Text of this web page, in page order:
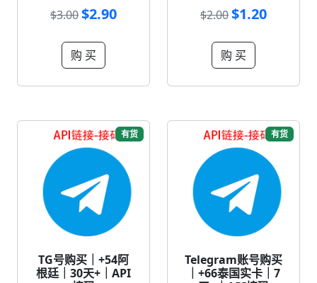
$3.00$2.90
购 买
$2.00$1.20
购 买
有货
TG号购买｜+54阿
根廷｜30天+｜API
有货
Telegram账号购买
｜+66泰国实卡｜7